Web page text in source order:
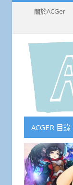
關於ACGer
ACGER 目錄